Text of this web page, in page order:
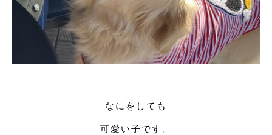
なにをしても
可愛い子です。